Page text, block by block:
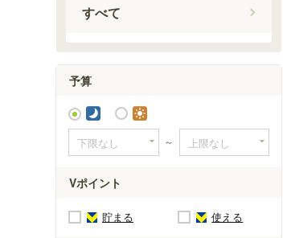
すべて
予算
～
Vポイント
貯まる 使える